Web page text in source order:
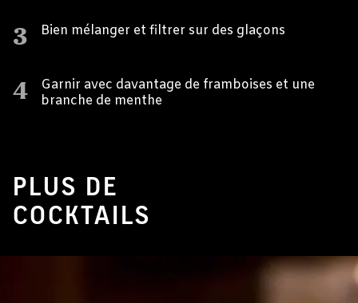
3 Bien mélanger et filtrer sur des glaçons
4
Garnir avec davantage de framboises et une
branche de menthe
PLUS DE
COCKTAILS